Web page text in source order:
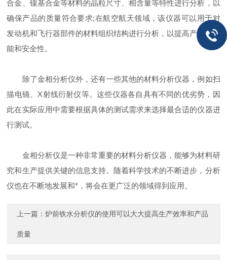
合金、镍基合金等材料的晶粒尺寸、相含量等特性进行分析，以
确保产品的质量符合要求;在航空航天领域，该仪器可以用于对
发动机和飞行器部件的材料组织结构进行分析，以提高产品的性
能和安全性。
除了金相分析仪外，还有一些其他的材料分析仪器，例如扫
描电镜、X射线衍射仪等。这些仪器各自具有不同的优劣势，因
此在实际应用中需要根据具体的测试需求来选择最合适的仪器进
行测试。
金相分析仪是一种非常重要的材料分析仪器，能够为材料研
究和生产提供关键的信息支持。随着科学技术的不断进步，分析
仪也在不断地发展和*，将会在更广泛的领域得到应用。
上一篇：炉前铁水分析仪的使用可以大大提高生产效率和产品
质量